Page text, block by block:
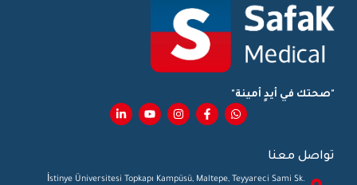
"صحتك في أيدٍ أمينة"
تواصل معنا
İstinye Üniversitesi Topkapı Kampüsü, Maltepe, Teyyareci Sami Sk.